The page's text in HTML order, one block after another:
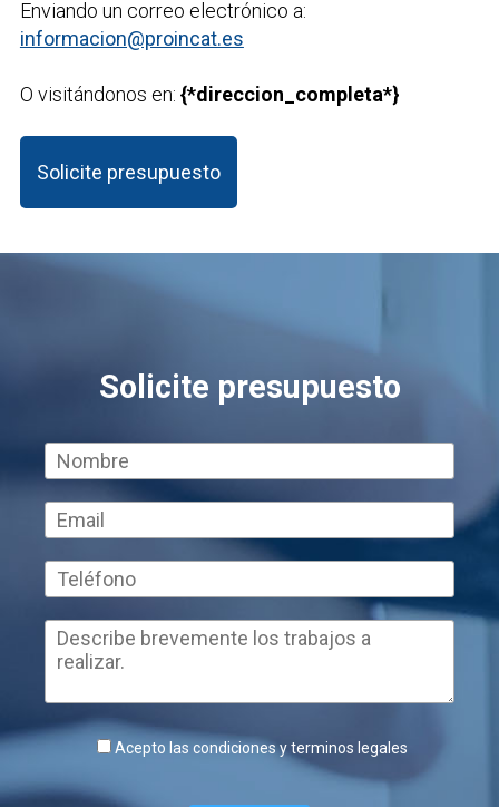
Enviando un correo electrónico a:
informacion@proincat.es
O visitándonos en: {*direccion_completa*}
Solicite presupuesto
Solicite presupuesto
Acepto las condiciones y terminos legales